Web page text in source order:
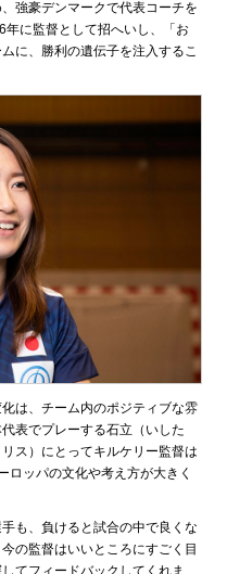
強豪デンマークで代表コーチを
に監督として招へいし、「お
に、勝利の遺伝子を注入するこ
は、チーム内のポジティブな雰
表でプレーする石立（いした
ス）にとってキルケリー監督は
ロッパの文化や考え方が大きく
も、負けると試合の中で良くな
の監督はいいところにすごく目